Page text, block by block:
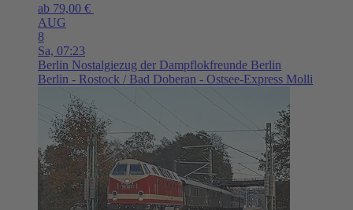
ab 79,00 €
AUG
8
Sa, 07:23
Berlin Nostalgiezug der Dampflokfreunde Berlin
Berlin - Rostock / Bad Doberan - Ostsee-Express Molli